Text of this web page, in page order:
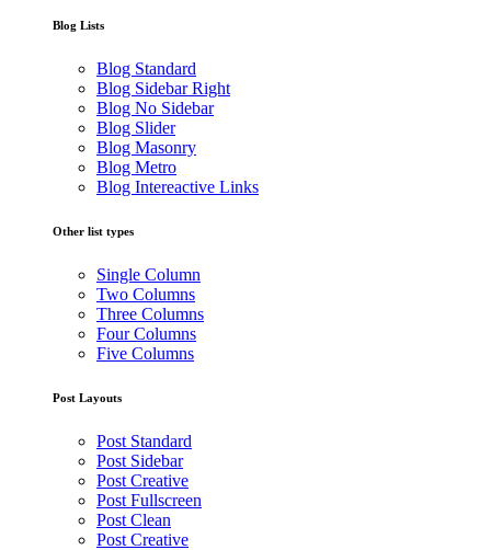
Blog Lists
Blog Standard
Blog Sidebar Right
Blog No Sidebar
Blog Slider
Blog Masonry
Blog Metro
Blog Intereactive Links
Other list types
Single Column
Two Columns
Three Columns
Four Columns
Five Columns
Post Layouts
Post Standard
Post Sidebar
Post Creative
Post Fullscreen
Post Clean
Post Creative